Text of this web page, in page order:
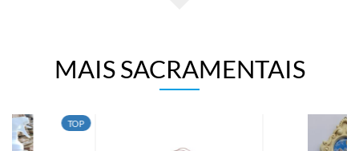
MAIS SACRAMENTAIS
TOP